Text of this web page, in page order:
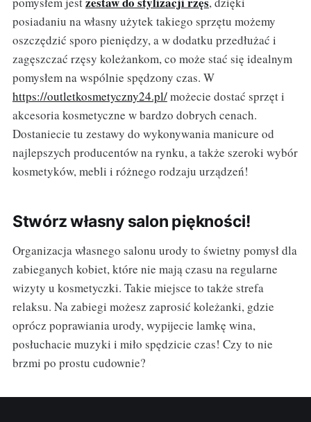
posiadaniu na własny użytek takiego sprzętu możemy
oszczędzić sporo pieniędzy, a w dodatku przedłużać i
zagęszczać rzęsy koleżankom, co może stać się idealnym
pomysłem na wspólnie spędzony czas. W
https://outletkosmetyczny24.pl/możecie dostać sprzęt i
akcesoria kosmetyczne w bardzo dobrych cenach.
Dostaniecie tu zestawy do wykonywania manicure od
najlepszych producentów na rynku, a także szeroki wybór
kosmetyków, mebli i różnego rodzaju urządzeń!
Stwórz własny salon piękności!
Organizacja własnego salonu urody to świetny pomysł dla
zabieganych kobiet, które nie mają czasu na regularne
wizyty u kosmetyczki. Takie miejsce to także strefa
relaksu. Na zabiegi możesz zaprosić koleżanki, gdzie
oprócz poprawiania urody, wypijecie lamkę wina,
posłuchacie muzyki i miło spędzicie czas! Czy to nie
brzmi po prostu cudownie?